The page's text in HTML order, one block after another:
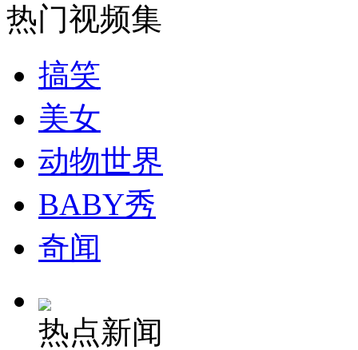
走！跟着总书记去植树
消防员救轻生者
热门视频集
搞笑
美女
动物世界
BABY秀
奇闻
热点新闻